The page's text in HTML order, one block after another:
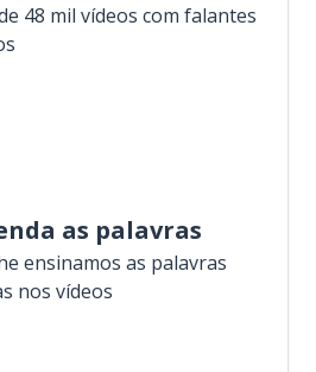
48 mil vídeos com falantes
as palavras
ensinamos as palavras
nos vídeos